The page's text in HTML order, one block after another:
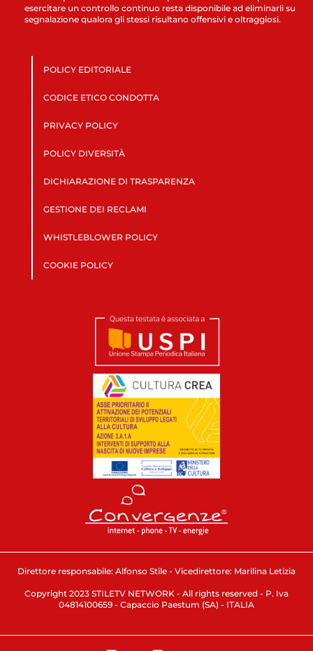
esercitare un controllo continuo resta disponibile ad eliminarli su
segnalazione qualora gli stessi risultano offensivi e oltraggiosi.
POLICY EDITORIALE
CODICE ETICO CONDOTTA
PRIVACY POLICY
POLICY DIVERSITÀ
DICHIARAZIONE DI TRASPARENZA
GESTIONE DEI RECLAMI
WHISTLEBLOWER POLICY
COOKIE POLICY
Direttore responsabile: Alfonso Stile - Vicedirettore: Marilina Letizia
Copyright 2023 STILETV NETWORK - All rights reserved - P. Iva
04814100659 - Capaccio Paestum (SA) - ITALIA